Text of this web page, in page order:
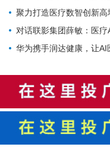
聚力打造医疗数智创新高地！青
对话联影集团薛敏：医疗AI正
华为携手润达健康，让AI